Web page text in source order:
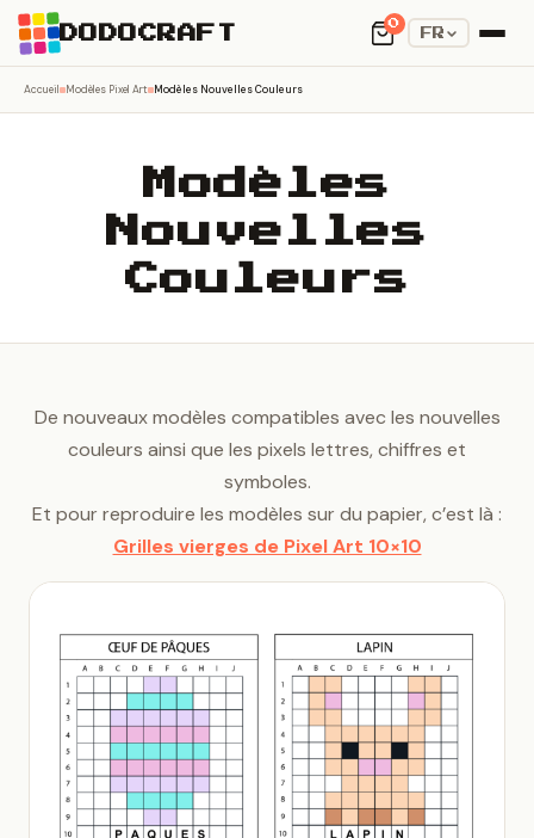
DODOCRAFT
0
FR
Accueil Modèles Pixel Art Modèles Nouvelles Couleurs
Modèles
Nouvelles
Couleurs
De nouveaux modèles compatibles avec les nouvelles
couleurs ainsi que les pixels lettres, chiffres et
symboles.
Et pour reproduire les modèles sur du papier, c’est là :
Grilles vierges de Pixel Art 10×10